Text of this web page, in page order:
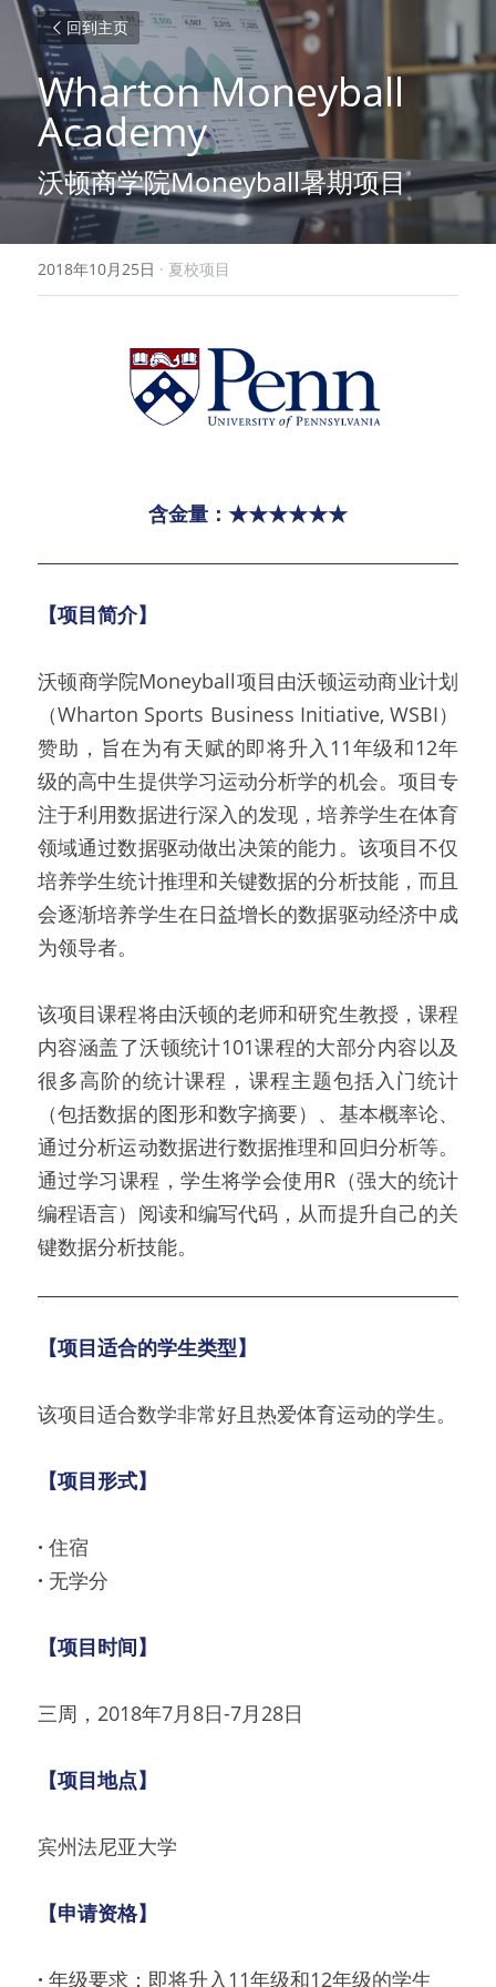
回到主页
Wharton Moneyball
Academy
沃顿商学院Moneyball暑期项目
2018年10月25日 · 夏校项目
含金量：★★★★★★
【项目简介】
沃顿商学院Moneyball项目由沃顿运动商业计划
（Wharton Sports Business Initiative, WSBI）
赞助，旨在为有天赋的即将升入11年级和12年
级的高中生提供学习运动分析学的机会。项目专
注于利用数据进行深入的发现，培养学生在体育
领域通过数据驱动做出决策的能力。该项目不仅
培养学生统计推理和关键数据的分析技能，而且
会逐渐培养学生在日益增长的数据驱动经济中成
为领导者。
该项目课程将由沃顿的老师和研究生教授，课程
内容涵盖了沃顿统计101课程的大部分内容以及
很多高阶的统计课程，课程主题包括入门统计
（包括数据的图形和数字摘要）、基本概率论、
通过分析运动数据进行数据推理和回归分析等。
通过学习课程，学生将学会使用R（强大的统计
编程语言）阅读和编写代码，从而提升自己的关
键数据分析技能。
【项目适合的学生类型】
该项目适合数学非常好且热爱体育运动的学生。
【项目形式】
· 住宿
· 无学分
【项目时间】
三周，2018年7月8日-7月28日
【项目地点】
宾州法尼亚大学
【申请资格】
· 年级要求：即将升入11年级和12年级的学生